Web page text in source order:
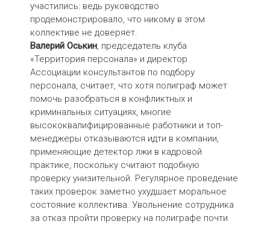
участились: ведь руководство
продемонстрировало, что никому в этом
коллективе не доверяет.
Валерий Оськин, председатель клуба
«Территория персонала» и директор
Ассоциации консультантов по подбору
персонала, считает, что хотя полиграф может
помочь разобраться в конфликтных и
криминальных ситуациях, многие
высококвалифицированные работники и топ-
менеджеры отказываются идти в компании,
применяющие детектор лжи в кадровой
практике, поскольку считают подобную
проверку унизительной. Регулярное проведение
таких проверок заметно ухудшает моральное
состояние коллектива. Увольнение сотрудника
за отказ пройти проверку на полиграфе почти